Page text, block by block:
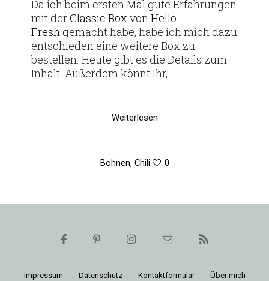
Da ich beim ersten Mal gute Erfah­rungen
mit derClassic Box vonHello
Fresh gemacht habe, habe ich mich dazu
ent­schieden eine wei­tere Box zu
bestellen. Heute gibt es die Details zum
Inhalt. Außerdem könnt Ihr,
Weiterlesen
Bohnen, Chili 0
Impressum Daten­schutz Kon­takt­for­mular Über mich